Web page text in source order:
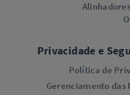
Privacidade e
Política de
Gerenciamento das